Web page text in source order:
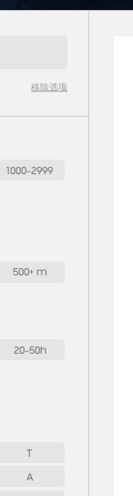
移除选项
1000-2999
500+ m
20-50h
T
A